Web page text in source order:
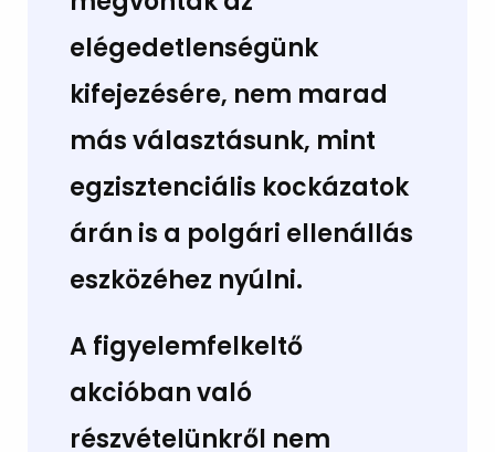
elégedetlenségünk
kifejezésére, nem marad
más választásunk, mint
egzisztenciális kockázatok
árán is a polgári ellenállás
eszközéhez nyúlni.
A figyelemfelkeltő
akcióban való
részvételünkről nem